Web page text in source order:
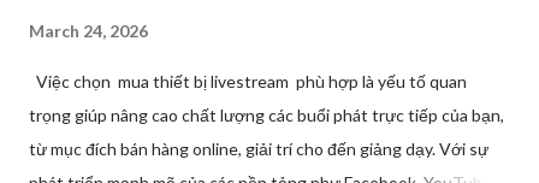
March 24, 2026
Việc chọn mua thiết bị livestream phù hợp là yếu tố quan
trọng giúp nâng cao chất lượng các buổi phát trực tiếp của bạn,
từ mục đích bán hàng online, giải trí cho đến giảng dạy. Với sự